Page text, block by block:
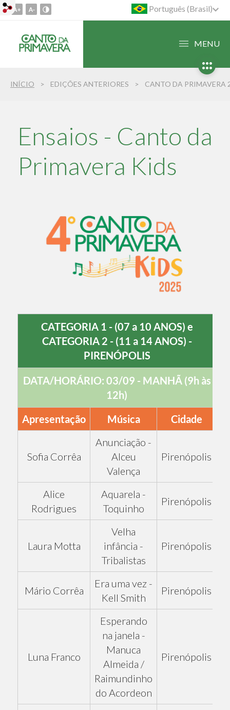
Ir
conteúdo
para
para
busca
Português (Brasil)
MENU
INÍCIO EDIÇÕES ANTERIORES CANTO DA PRIMAVERA
Ensaios - Canto da
Primavera Kids
CATEGORIA 1 - (07 a 10 ANOS) e
CATEGORIA 2 - (11 a 14 ANOS) -
PIRENÓPOLIS
DATA/HORÁRIO: 03/09 - MANHÃ (9h às
12h)
Apresentação
Música Cidade
Sofia Corrêa
Anunciação -
Alceu
Valença
Pirenópolis
Alice
Rodrigues
Aquarela -
Toquinho
Pirenópolis
Laura Motta
Velha
infância -
Tribalistas
Pirenópolis
Mário Corrêa
Era uma vez -
Kell Smith
Pirenópolis
Luna Franco
Esperando
na janela -
Manuca
Almeida /
Raimundinho
do Acordeon
Pirenópolis